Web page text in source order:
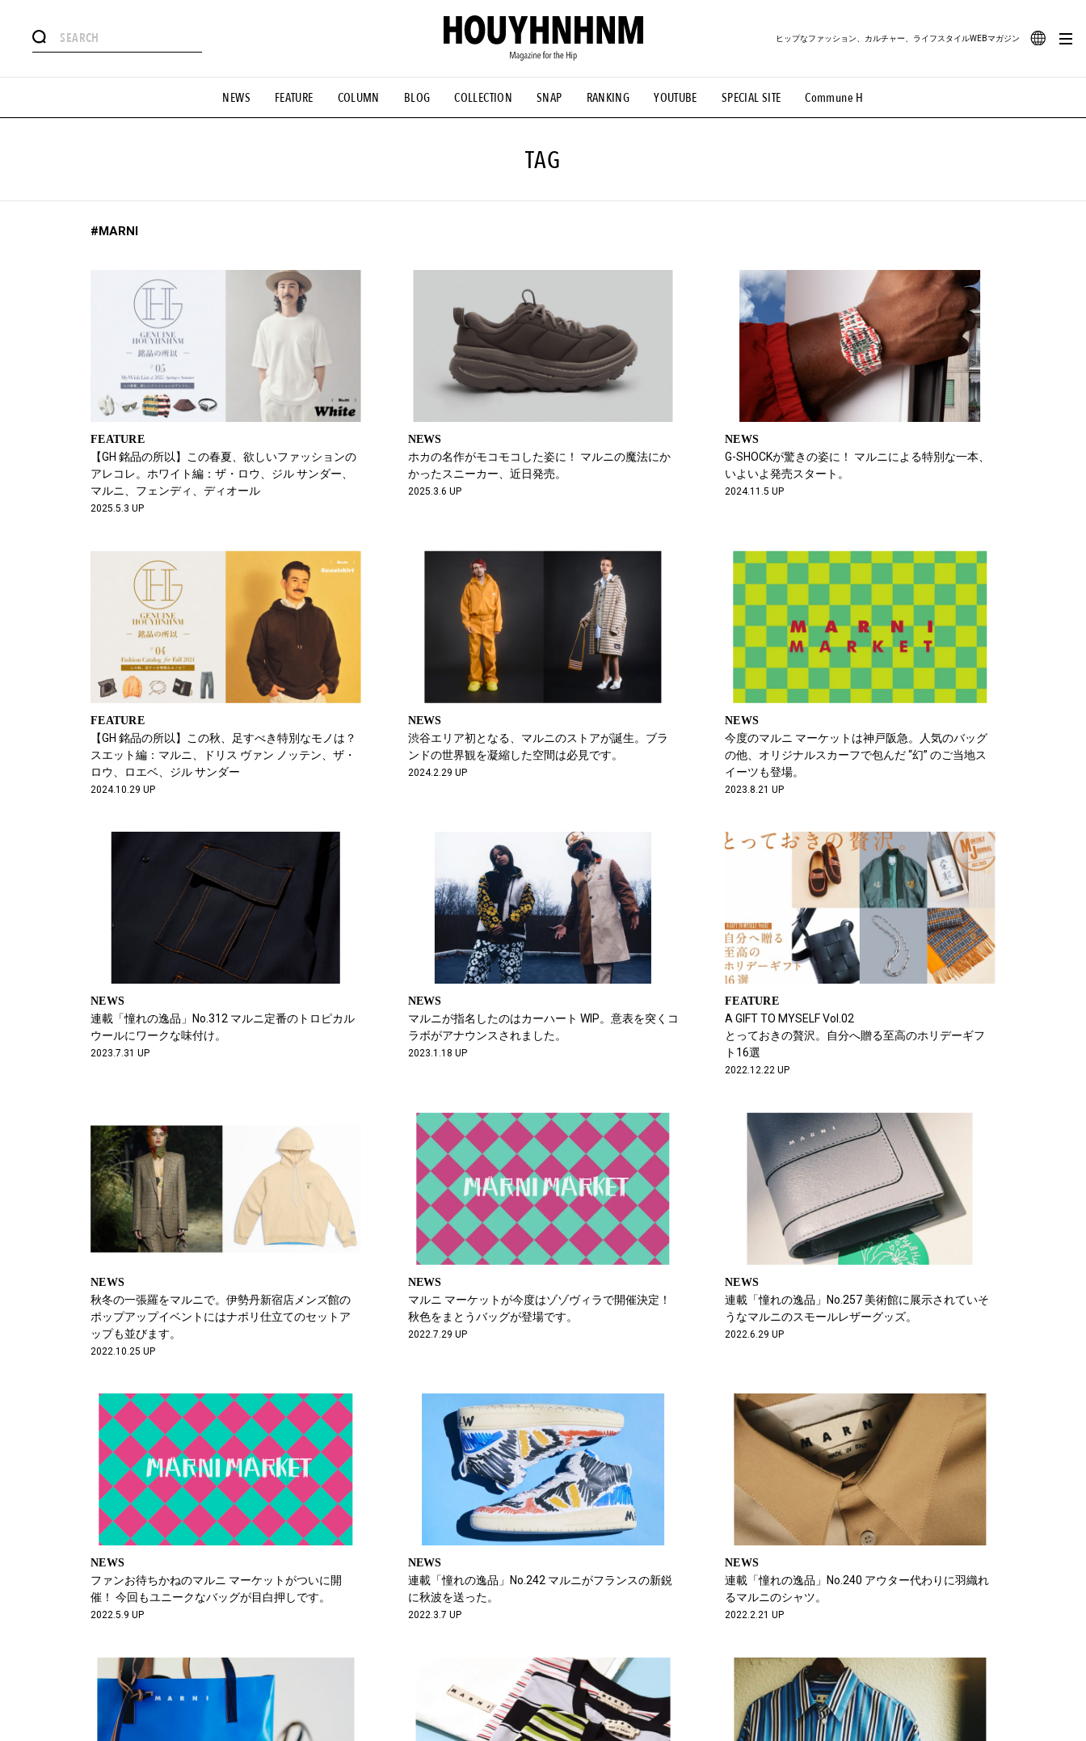
NEWS FEATURE COLUMN BLOG COLLECTION SNAP RANKING YOUTUBE SPECIAL SITE Commune H
ヒップなファッション、カルチャー、ライフスタイルWEBマガジン
#憧れの逸品 #ESSENTIAL DESIGNS #古着サミット #NEW VINTAGE #マイナーグッド図鑑 #路地裏てぃーん。 #MONTHLY JOURNAL
#GH 銘品の所以 #フイナムのYouTube #Commune H #FOCUS IT #AH.H #ととけん #FASHION #MUSIC #MOVIE #LIFESTYLE #SNEAKER #OUTDOOR
TAG
#MARNI
FEATURE
【GH 銘品の所以】この春夏、欲しいファッションの
アレコレ。ホワイト編：ザ・ロウ、ジル サンダー、
マルニ、フェンディ、ディオール
2025.5.3 UP
NEWS
ホカの名作がモコモコした姿に！ マルニの魔法にか
かったスニーカー、近日発売。
2025.3.6 UP
NEWS
G-SHOCKが驚きの姿に！ マルニによる特別な一本、
いよいよ発売スタート。
2024.11.5 UP
FEATURE
【GH 銘品の所以】この秋、足すべき特別なモノは？
スエット編：マルニ、ドリス ヴァン ノッテン、ザ・
ロウ、ロエベ、ジル サンダー
2024.10.29 UP
NEWS
渋谷エリア初となる、マルニのストアが誕生。ブラ
ンドの世界観を凝縮した空間は必見です。
2024.2.29 UP
NEWS
今度のマルニ マーケットは神戸阪急。人気のバッグ
の他、オリジナルスカーフで包んだ “幻” のご当地ス
イーツも登場。
2023.8.21 UP
NEWS
連載「憧れの逸品」No.312 マルニ定番のトロピカル
ウールにワークな味付け。
2023.7.31 UP
NEWS
マルニが指名したのはカーハート WIP。意表を突くコ
ラボがアナウンスされました。
2023.1.18 UP
FEATURE
A GIFT TO MYSELF Vol.02
とっておきの贅沢。自分へ贈る至高のホリデーギフ
ト16選
2022.12.22 UP
NEWS
秋冬の一張羅をマルニで。伊勢丹新宿店メンズ館の
ポップアップイベントにはナポリ仕立てのセットア
ップも並びます。
2022.10.25 UP
NEWS
マルニ マーケットが今度はゾゾヴィラで開催決定！
秋色をまとうバッグが登場です。
2022.7.29 UP
NEWS
連載「憧れの逸品」No.257 美術館に展示されていそ
うなマルニのスモールレザーグッズ。
2022.6.29 UP
NEWS
ファンお待ちかねのマルニ マーケットがついに開
催！ 今回もユニークなバッグが目白押しです。
2022.5.9 UP
NEWS
連載「憧れの逸品」No.242 マルニがフランスの新鋭
に秋波を送った。
2022.3.7 UP
NEWS
連載「憧れの逸品」No.240 アウター代わりに羽織れ
るマルニのシャツ。
2022.2.21 UP